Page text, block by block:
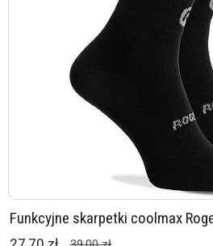
Funkcyjne skarpetki coolmax